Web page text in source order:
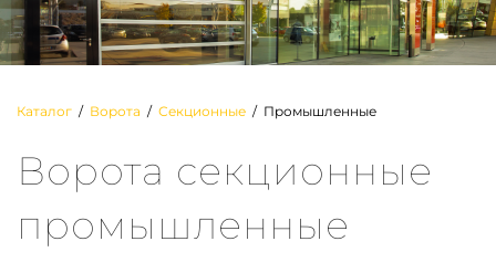
Каталог / Ворота / Секционные / Промышленные
Ворота секционные
промышленные